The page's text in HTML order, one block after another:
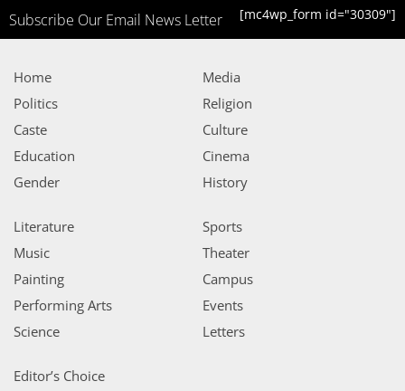
Subscribe Our Email News Letter [mc4wp_form id="30309"]
Home
Politics
Caste
Education
Gender
Media
Religion
Culture
Cinema
History
Literature
Music
Painting
Performing Arts
Science
Sports
Theater
Campus
Events
Letters
Editor’s Choice